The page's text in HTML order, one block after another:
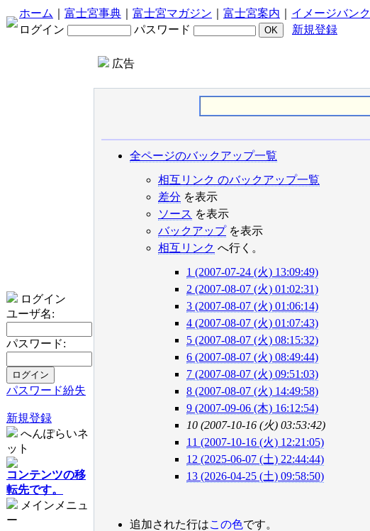
ホーム 富士宮事典 富士宮マガジン 富士宮案内 イメージバンク
ログイン
パスワード 新規登録
ログイン
ユーザ名:
パスワード:
パスワード紛失
新規登録
へんぽらいネ
ット
コンテンツの移
転先です。
メインメニュ
ー
広告
全ページのバックアップ一覧
相互リンク のバックアップ一覧
差分 を表示
ソース を表示
バックアップを表示
相互リンク へ行く。
1 (2007-07-24 (火) 13:09:49)
2 (2007-08-07 (火) 01:02:31)
3 (2007-08-07 (火) 01:06:14)
4 (2007-08-07 (火) 01:07:43)
5 (2007-08-07 (火) 08:15:32)
6 (2007-08-07 (火) 08:49:44)
7 (2007-08-07 (火) 09:51:03)
8 (2007-08-07 (火) 14:49:58)
9 (2007-09-06 (木) 16:12:54)
10 (2007-10-16 (火) 03:53:42)
11 (2007-10-16 (火) 12:21:05)
12 (2025-06-07 (土) 22:44:44)
13 (2026-04-25 (土) 09:58:50)
追加された行はこの色です。